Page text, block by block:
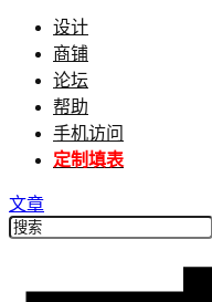
设计
商铺
论坛
帮助
手机访问
定制填表
文章